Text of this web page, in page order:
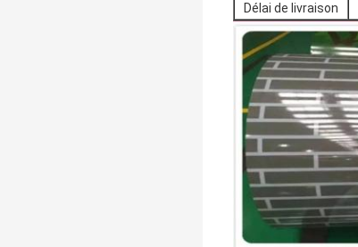
Délai de livraison